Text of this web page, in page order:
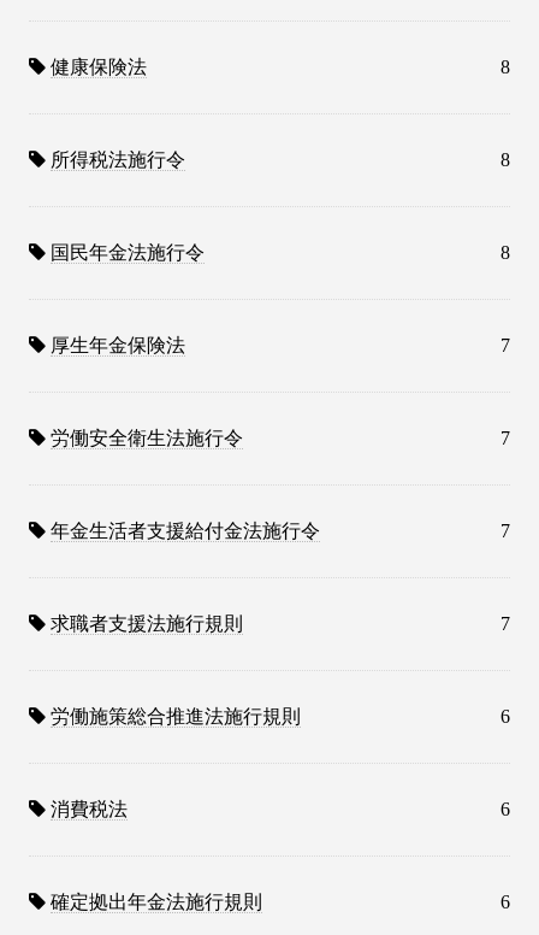
健康保険法 8
所得税法施行令 8
国民年金法施行令 8
厚生年金保険法 7
労働安全衛生法施行令 7
年金生活者支援給付金法施行令 7
求職者支援法施行規則 7
労働施策総合推進法施行規則 6
消費税法 6
確定拠出年金法施行規則 6